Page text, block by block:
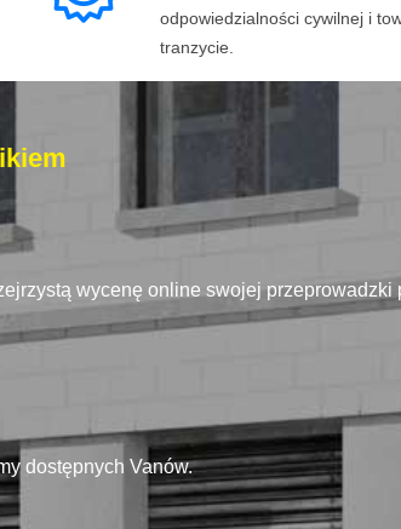
odpowiedzialności cywilnej i
tranzycie.
wycenę online swojej przeprowadzki
dostępnych Vanów.